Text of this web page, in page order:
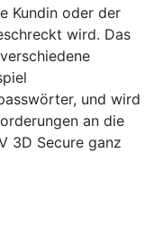
Kundin oder der
wird. Das
und wird
an die
3D Secure ganz